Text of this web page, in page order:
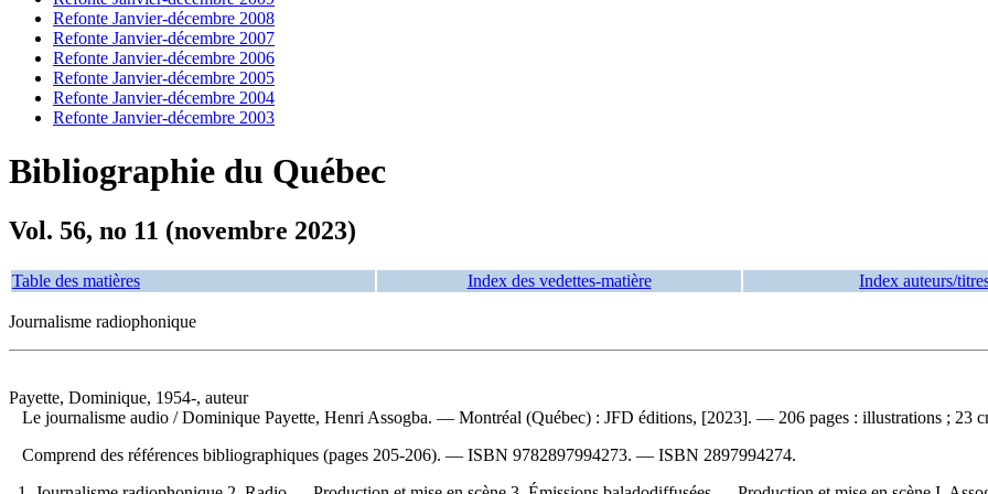
Refonte Janvier-décembre 2008
Refonte Janvier-décembre 2007
Refonte Janvier-décembre 2006
Refonte Janvier-décembre 2005
Refonte Janvier-décembre 2004
Refonte Janvier-décembre 2003
Bibliographie du Québec
Vol. 56, no 11 (novembre 2023)
Table des matières Index des vedettes-matière Index auteurs/
Journalisme radiophonique
Payette, Dominique, 1954-, auteur
Le journalisme audio / Dominique Payette, Henri Assogba. — Montréal (Québec) : JFD éditions, [2023]. — 206 pages : illustrations ; 23
Comprend des références bibliographiques (pages 205-206). — ISBN 9782897994273. — ISBN 2897994274.